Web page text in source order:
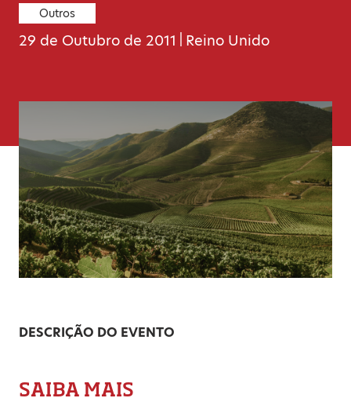
Outros
29 de Outubro de 2011 Reino Unido
DESCRIÇÃO DO EVENTO
SAIBA MAIS